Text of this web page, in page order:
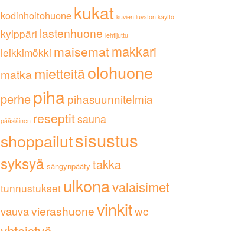
kodinhoitohuone kukat kuvien luvaton käyttö
kylppäri lastenhuone lehtijuttu
leikkimökki maisematmakkari
matkamietteitäolohuone
perhepihapihasuunnitelmia
pääsiäinen reseptitsauna
shoppailutsisustus
syksyä sängynpääty takka
tunnustukset ulkonavalaisimet
vauvavierashuonevinkitwc